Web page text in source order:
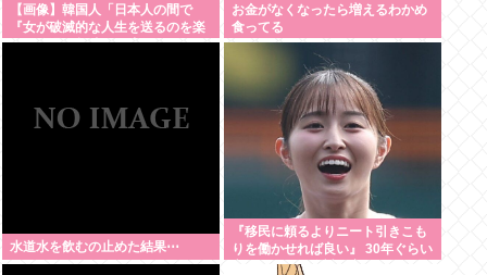
【画像】韓国人「日本人の間で
『女が破滅的な人生を送るのを楽
しむ陰湿な趣味』が流行ってい
お金がなくなったら増えるわかめ
食ってる
水道水を飲むの止めた結果⋯
『移民に頼るよりニート引きこも
りを働かせれば良い』 30年ぐらい
言ってるけど絶対に実現しない理